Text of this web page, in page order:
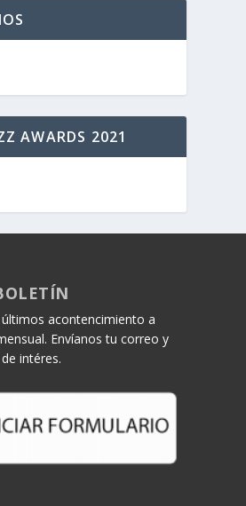
AWARDS 2021
acontencimiento a
Envíanos tu correo y
intéres.